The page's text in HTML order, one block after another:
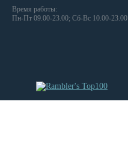
Время работы:
Пн-Пт 09.00-23.00; Сб-Вс 10.00-23.00